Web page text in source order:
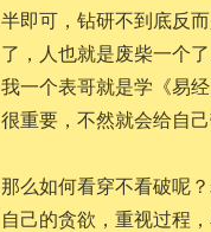
半即可，钻研不到底反
了，人也就是废柴一个
我一个表哥就是学《易
很重要，不然就会给自己
那么如何看穿不看破呢
自己的贪欲，重视过程